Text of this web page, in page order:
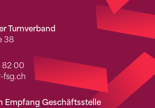
Turnverband
38
82 00
fsg.ch
Empfang Geschäftsstelle